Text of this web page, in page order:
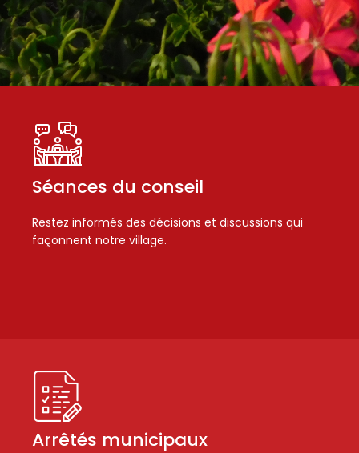
Séances du conseil
Restez informés des décisions et discussions qui
façonnent notre village.
Arrêtés municipaux